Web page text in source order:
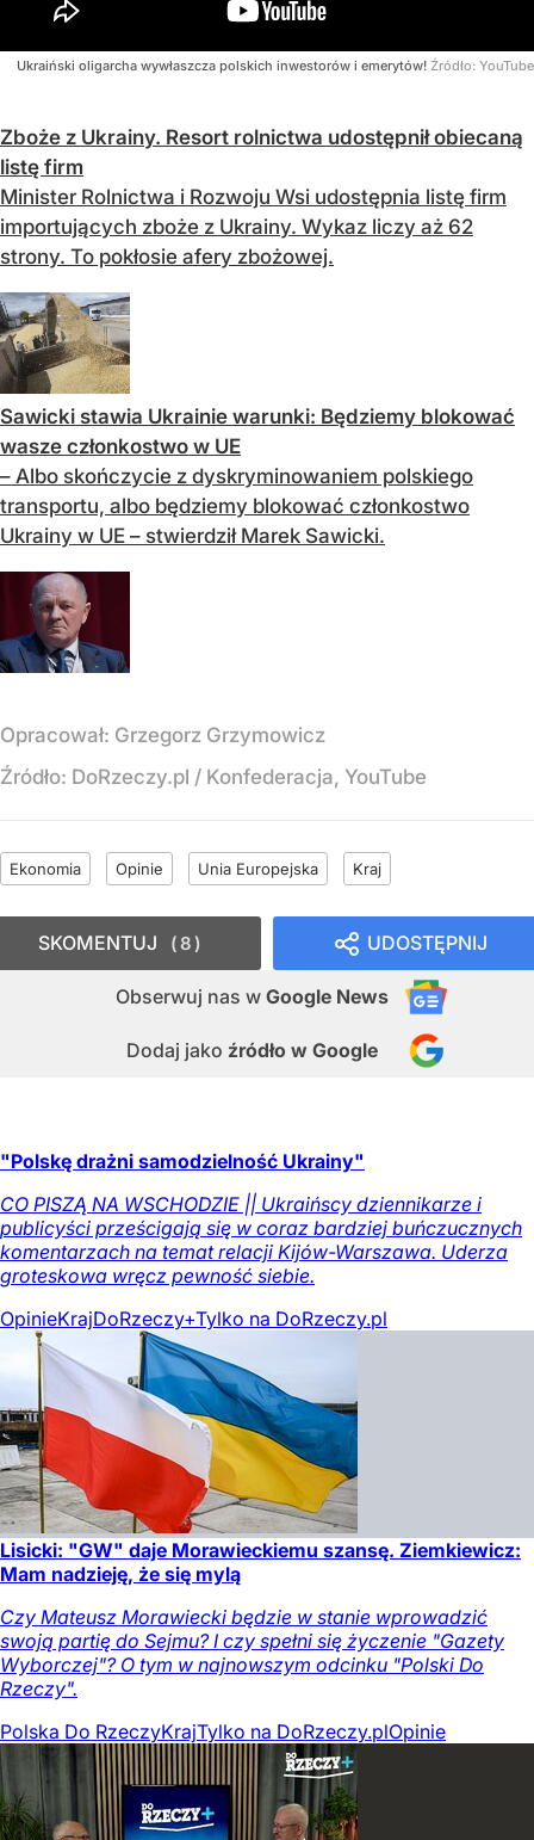
Ukraiński oligarcha wywłaszcza polskich inwestorów i emerytów! Źródło: YouTube
Zboże z Ukrainy. Resort rolnictwa udostępnił obiecaną
listę firm
Minister Rolnictwa i Rozwoju Wsi udostępnia listę firm
importujących zboże z Ukrainy. Wykaz liczy aż 62
strony. To pokłosie afery zbożowej.
Sawicki stawia Ukrainie warunki: Będziemy blokować
wasze członkostwo w UE
– Albo skończycie z dyskryminowaniem polskiego
transportu, albo będziemy blokować członkostwo
Ukrainy w UE – stwierdził Marek Sawicki.
Opracował: Grzegorz Grzymowicz
Źródło: DoRzeczy.pl / Konfederacja, YouTube
Ekonomia Opinie Unia Europejska Kraj
UDOSTĘPNIJ
Obserwuj nas w Google News
Dodaj jako źródło w Google
SKOMENTUJ 8
"Polskę drażni samodzielność Ukrainy"
CO PISZĄ NA WSCHODZIE || Ukraińscy dziennikarze i
publicyści prześcigają się w coraz bardziej buńczucznych
komentarzach na temat relacji Kijów-Warszawa. Uderza
groteskowa wręcz pewność siebie.
OpinieKrajDoRzeczy+Tylko na DoRzeczy.pl
Lisicki: "GW" daje Morawieckiemu szansę. Ziemkiewicz:
Mam nadzieję, że się mylą
Czy Mateusz Morawiecki będzie w stanie wprowadzić
swoją partię do Sejmu? I czy spełni się życzenie "Gazety
Wyborczej"? O tym w najnowszym odcinku "Polski Do
Rzeczy".
Polska Do RzeczyKrajTylko na DoRzeczy.plOpinie